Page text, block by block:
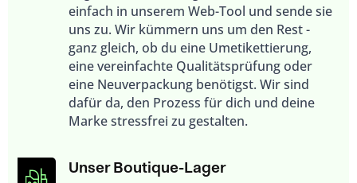
einfach in unserem Web-Tool und sende sie
uns zu. Wir kümmern uns um den Rest -
ganz gleich, ob du eine Umetikettierung,
eine vereinfachte Qualitätsprüfung oder
eine Neuverpackung benötigst. Wir sind
dafür da, den Prozess für dich und deine
Marke stressfrei zu gestalten.
Unser Boutique-Lager